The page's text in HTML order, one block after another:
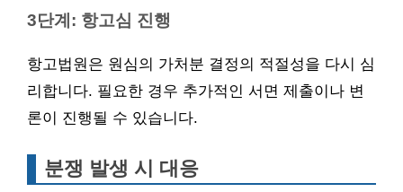
3단계: 항고심 진행
항고법원은 원심의 가처분 결정의 적절성을 다시 심
리합니다. 필요한 경우 추가적인 서면 제출이나 변
론이 진행될 수 있습니다.
분쟁 발생 시 대응